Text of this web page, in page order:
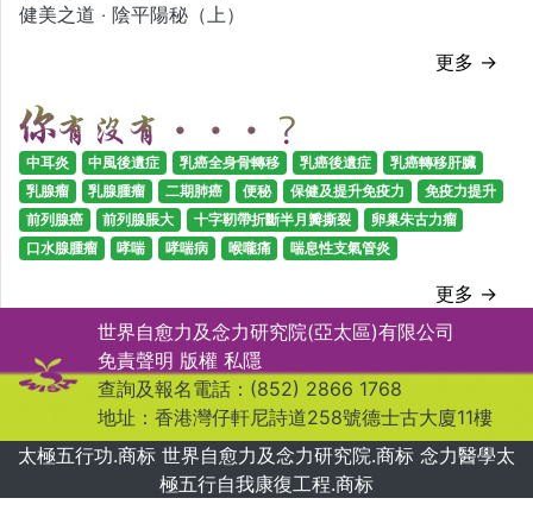
健美之道 ‧ 陰平陽秘（上）
更多 →
中耳炎 中風後遺症 乳癌全身骨轉移 乳癌後遺症
乳癌轉移肝臟
乳腺瘤
乳腺腫瘤 二期肺癌 便秘 保健及提升免疫力
免疫力提升
前列腺癌
前列腺脹大 十字靭帶折斷半月瓣撕裂
卵巢朱古力瘤
口水腺腫瘤
哮喘 哮喘病 喉嚨痛 喘息性支氣管炎
更多 →
世界自愈力及念力研究院(亞太區)有限公司
免責聲明 版權 私隱
查詢及報名電話：(852) 2866 1768
地址：香港灣仔軒尼詩道258號德士古大廈11樓
太極五行功.商标 世界自愈力及念力研究院.商标 念力醫學太
極五行自我康復工程.商标